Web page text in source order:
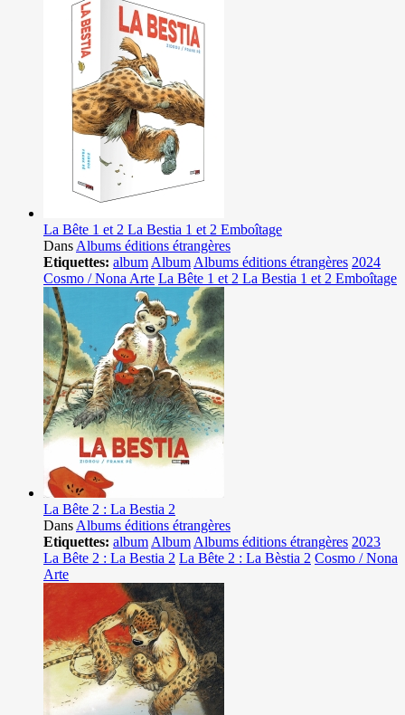
La Bête 1 et 2 La Bestia 1 et 2 Emboîtage
Dans Albums éditions étrangères
Etiquettes: album Album Albums éditions étrangères 2024
Cosmo / Nona Arte La Bête 1 et 2 La Bestia 1 et 2 Emboîtage
La Bête 2 : La Bestia 2
Dans Albums éditions étrangères
Etiquettes: album Album Albums éditions étrangères 2023
La Bête 2 : La Bestia 2 La Bête 2 : La Bèstia 2 Cosmo / Nona
Arte